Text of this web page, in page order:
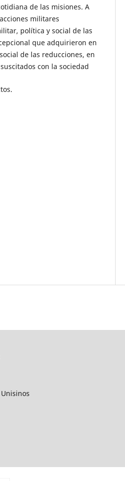
de las misiones. A
militares
política y social de las
que adquirieron en
de las reducciones, en
con la sociedad